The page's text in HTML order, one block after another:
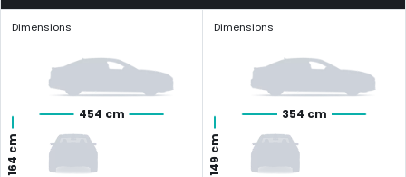
Dimensions
454 cm
164 cm
Dimensions
354 cm
149 cm